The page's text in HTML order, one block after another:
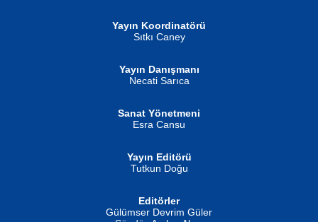
İSMAİL OKUTAN
Yayın Koordinatörü
Sıtkı Caney
Yayın Danışmanı
Necati Sarıca
Sanat Yönetmeni
Esra Cansu
Yayın Editörü
Tutkun Doğu
Editörler
Gülümser Devrim Güler